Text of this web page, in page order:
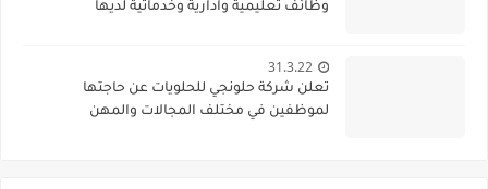
وظائف تعليمية وادارية وخدماتية لديها
31.3.22
تعلن شركة حلونجي للحلويات عن حاجتها
لموظفين في مختلف المجالات والمهن